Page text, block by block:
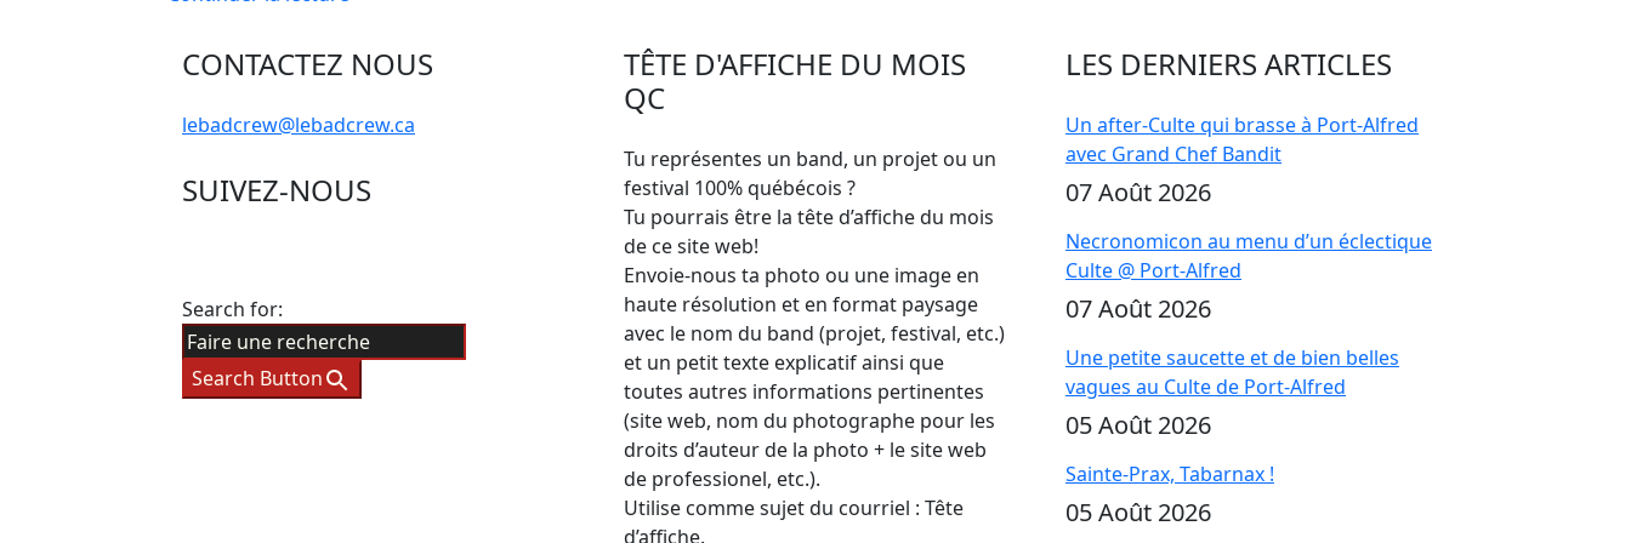
CONTACTEZ NOUS
lebadcrew@lebadcrew.ca
SUIVEZ-NOUS
Search for:
Search Button
TÊTE D'AFFICHE DU MOIS
QC
Tu représentes un band, un projet ou un
festival 100% québécois ?
Tu pourrais être la tête d’affiche du mois
de ce site web!
Envoie-nous ta photo ou une image en
haute résolution et en format paysage
avec le nom du band (projet, festival, etc.)
et un petit texte explicatif ainsi que
toutes autres informations pertinentes
(site web, nom du photographe pour les
droits d’auteur de la photo + le site web
de professionel, etc.).
Utilise comme sujet du courriel : Tête
d’affiche.
LES DERNIERS ARTICLES
Un after-Culte qui brasse à Port-Alfred
avec Grand Chef Bandit
07 Août 2026
Necronomicon au menu d’un éclectique
Culte @ Port-Alfred
07 Août 2026
Une petite saucette et de bien belles
vagues au Culte de Port-Alfred
05 Août 2026
Sainte-Prax, Tabarnax !
05 Août 2026